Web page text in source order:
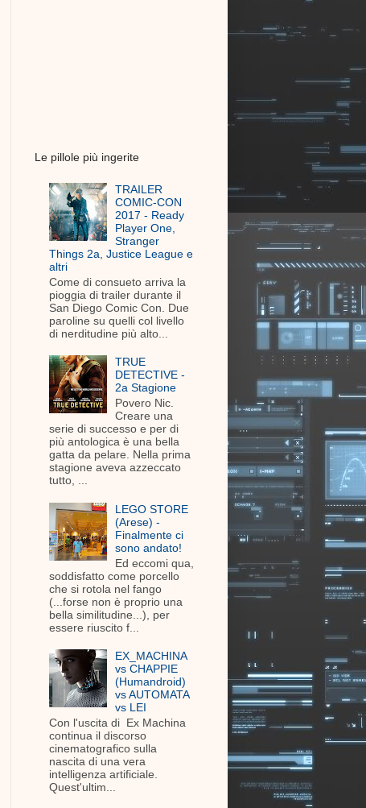
Le pillole più ingerite
TRAILER
COMIC-CON
2017 - Ready
Player One,
Stranger
Things 2a, Justice League e
altri
Come di consueto arriva la
pioggia di trailer durante il
San Diego Comic Con. Due
paroline su quelli col livello
di nerditudine più alto...
TRUE
DETECTIVE -
2a Stagione
Povero Nic.
Creare una
serie di successo e per di
più antologica è una bella
gatta da pelare. Nella prima
stagione aveva azzeccato
tutto, ...
LEGO STORE
(Arese) -
Finalmente ci
sono andato!
Ed eccomi qua,
soddisfatto come porcello
che si rotola nel fango
(...forse non è proprio una
bella similitudine...), per
essere riuscito f...
EX_MACHINA
vs CHAPPIE
(Humandroid)
vs AUTOMATA
vs LEI
Con l'uscita di Ex Machina
continua il discorso
cinematografico sulla
nascita di una vera
intelligenza artificiale.
Quest'ultim...